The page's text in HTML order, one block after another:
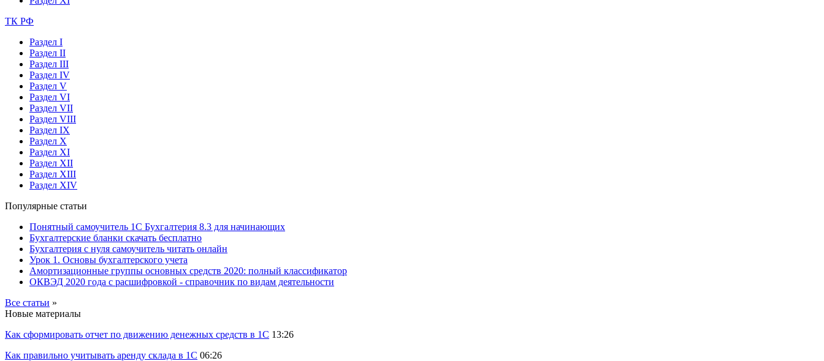
ТК РФ
Раздел I
Раздел II
Раздел III
Раздел IV
Раздел V
Раздел VI
Раздел VII
Раздел VIII
Раздел IX
Раздел X
Раздел XI
Раздел XII
Раздел XIII
Раздел XIV
Популярные статьи
Понятный самоучитель 1С Бухгалтерия 8.3 для начинающих
Бухгалтерские бланки скачать бесплатно
Бухгалтерия с нуля самоучитель читать онлайн
Урок 1. Основы бухгалтерского учета
Амортизационные группы основных средств 2020: полный классификатор
ОКВЭД 2020 года с расшифровкой - справочник по видам деятельности
Все статьи »
Новые материалы
Как сформировать отчет по движению денежных средств в 1С 13:26
Как правильно учитывать аренду склада в 1С 06:26